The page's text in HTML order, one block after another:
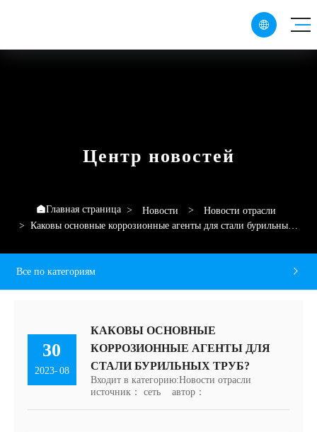

CN
Центр новостей
Главная страница Новости
Новости отрасли
Каковы основные коррозионные агенты для стали бурильных
Все по категориям 
30
2023-08
КАКОВЫ ОСНОВНЫЕ
КОРРОЗИОННЫЕ АГЕНТЫ ДЛЯ
СТАЛИ БУРИЛЬНЫХ ТРУБ?
Входит в категорию:Новости отрасли
источник： сеть
автор：